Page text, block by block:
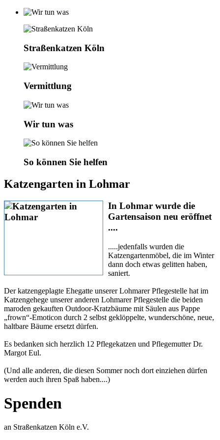
Straßenkatzen Köln
Vermittlung
Wir tun was
So können Sie helfen
Katzengarten in Lohmar
In Lohmar wurde die
Gartensaison neu eröffnet
....
.....jedenfalls wurden die
Katzengartenmöbel, die im Winter
dann doch etwas gelitten haben,
saniert.
Der katzengeplagte Ehegatte unserer Lohmarer Pflegestelle hat im
Katzengehege unserer anderen Lohmarer Pflegestelle die beiden
maroden gekauften Outdoor-Kratzbäume mit Säulen aus Pappe
„frown“-Emoticon durch 2 selbst geklöppelte, wunderschöne, neue,
haltbare Bäume ersetzt dürfen.
Es bedanken sich herzlich 12 Pflegekatzen und Pflegemutter Dr.
Margot Eul.
(Und alle anderen, die diesen Sommer noch dort einziehen dürfen
werden auch ihren Spaß haben....)
Spenden
an Straßenkatzen Köln e.V.